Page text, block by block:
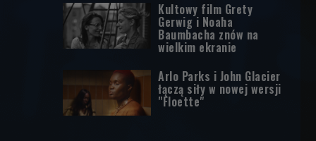
Kultowy film Grety
Gerwig i Noaha
Baumbacha znów na
wielkim ekranie
Arlo Parks i John Glacier
łączą siły w nowej wersji
"Floette"